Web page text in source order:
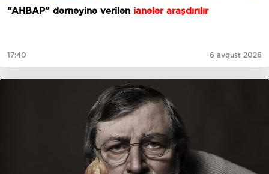
“AHBAP” dərnəyinə verilən ianələr araşdırılır
17:40 6 avqust 2026